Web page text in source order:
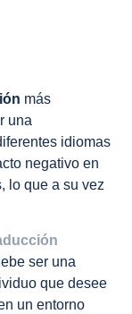
más
una
idiomas
negativo en
lo que a su vez
ser una
que desee
un entorno